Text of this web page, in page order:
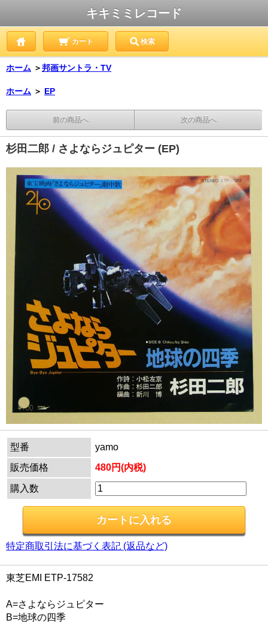
キキミミレコード
カート 検索
ホーム ＞邦画サントラ・TV
ホーム ＞ EP
前の商品へ 次の商品へ
杉田二郎 / さよならジュピター (EP)
型番
yamo
販売価格
480円(内税)
購入数
特定商取引法に基づく表記 (返品など)
東芝EMI ETP-17582
A=さよならジュピター
B=地球の四季